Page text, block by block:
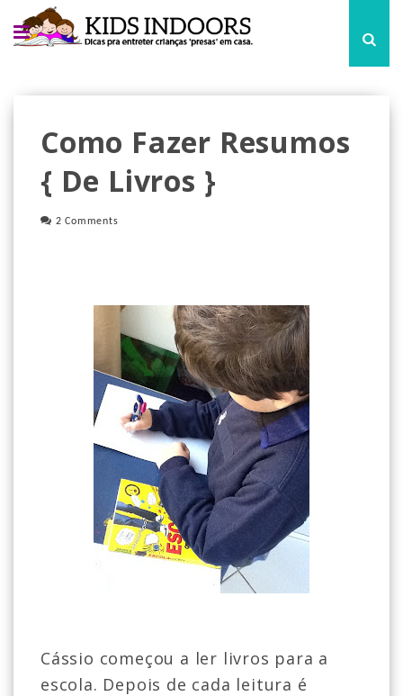
Como Fazer Resumos
{ De Livros }
2 Comments
Cássio começou a ler livros para a
escola. Depois de cada leitura é